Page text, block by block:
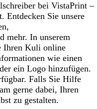
bei VistaPrint –
Entdecken Sie unsere
mehr. In unserem
Ihren Kuli online
wie einen
ein Logo hinzufügen.
Falls Sie Hilfe
gerne dabei, Ihren
zu gestalten.